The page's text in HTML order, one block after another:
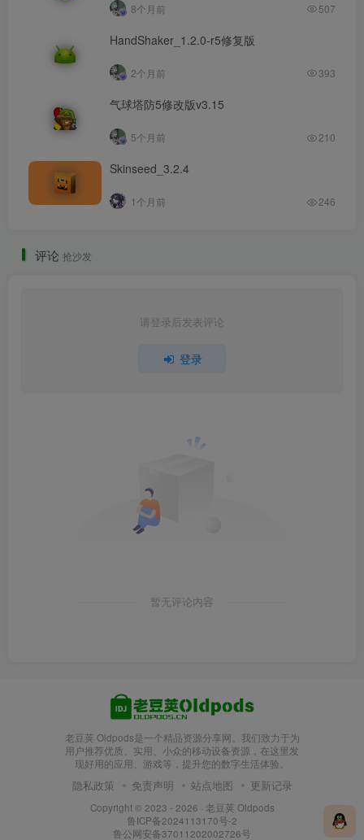
8个月前 507
HandShaker_1.2.0-r5修复版
2个月前 393
气球塔防5修改版v3.15
5个月前 210
Skinseed_3.2.4
1个月前 246
评论 抢沙发
请登录后发表评论
登录
暂无评论内容
老豆荚 Oldpods是一个精品资源分享网。我们致力于为
用户推荐优质、实用、小众的移动设备资源，在这里发
现好用的应用、游戏等，提升您的数字生活体验。
隐私政策 免责声明 站点地图 更新记录
Copyright © 2023 - 2026 · 老豆荚 Oldpods
鲁ICP备2024113170号-2
鲁公网安备37011202002726号